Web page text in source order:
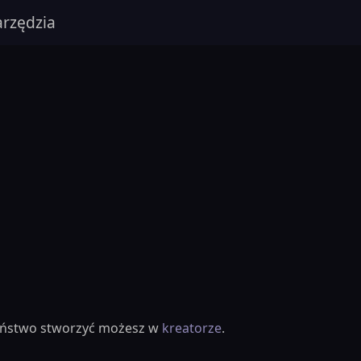
stworzyć możesz w kreatorze.